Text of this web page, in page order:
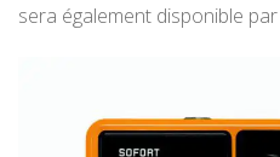
sera également disponible